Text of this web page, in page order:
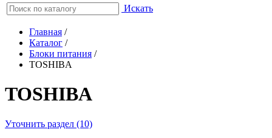
Искать
Главная /
Каталог /
Блоки питания /
TOSHIBA
TOSHIBA
Уточнить раздел (10)